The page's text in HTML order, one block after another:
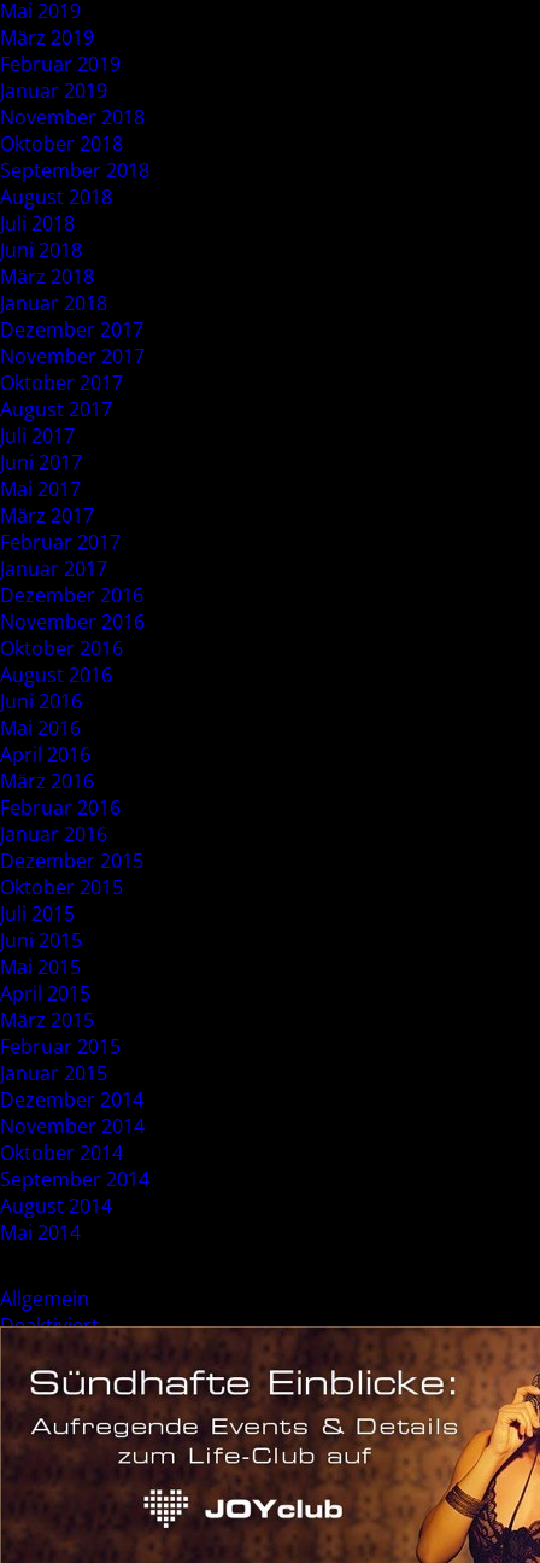
Mai 2019
März 2019
Februar 2019
Januar 2019
November 2018
Oktober 2018
September 2018
August 2018
Juli 2018
Juni 2018
März 2018
Januar 2018
Dezember 2017
November 2017
Oktober 2017
August 2017
Juli 2017
Juni 2017
Mai 2017
März 2017
Februar 2017
Januar 2017
Dezember 2016
November 2016
Oktober 2016
August 2016
Juni 2016
Mai 2016
April 2016
März 2016
Februar 2016
Januar 2016
Dezember 2015
Oktober 2015
Juli 2015
Juni 2015
Mai 2015
April 2015
März 2015
Februar 2015
Januar 2015
Dezember 2014
November 2014
Oktober 2014
September 2014
August 2014
Mai 2014
Allgemein
Deaktiviert
Event
Sonderevent
Meta
Anmelden
Eintrags-Feed
Kommentar-Feed
WordPress.org